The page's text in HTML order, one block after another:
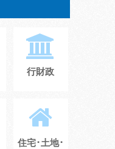
行財政
住宅･土地･